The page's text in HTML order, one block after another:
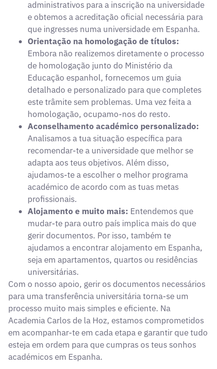
administrativos para a inscrição na universidade
e obtemos a acreditação oficial necessária para
que ingresses numa universidade em Espanha.
Orientação na homologação de títulos:
Embora não realizemos diretamente o processo
de homologação junto do Ministério da
Educação espanhol, fornecemos um guia
detalhado e personalizado para que completes
este trâmite sem problemas. Uma vez feita a
homologação, ocupamo-nos do resto.
Aconselhamento académico personalizado:
Analisamos a tua situação específica para
recomendar-te a universidade que melhor se
adapta aos teus objetivos. Além disso,
ajudamos-te a escolher o melhor programa
académico de acordo com as tuas metas
profissionais.
Alojamento e muito mais: Entendemos que
mudar-te para outro país implica mais do que
gerir documentos. Por isso, também te
ajudamos a encontrar alojamento em Espanha,
seja em apartamentos, quartos ou residências
universitárias.
Com o nosso apoio, gerir os documentos necessários
para uma transferência universitária torna-se um
processo muito mais simples e eficiente. Na
Academia Carlos de la Hoz, estamos comprometidos
em acompanhar-te em cada etapa e garantir que tudo
esteja em ordem para que cumpras os teus sonhos
académicos em Espanha.